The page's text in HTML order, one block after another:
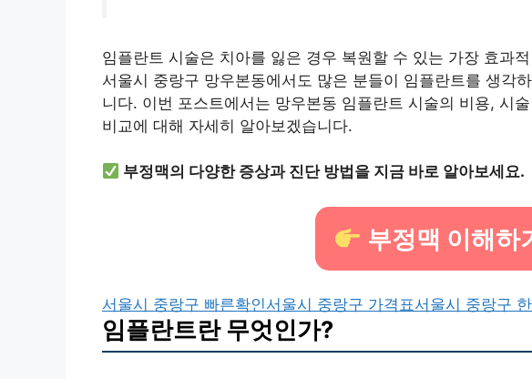
임플란트 시술은 치아를 잃은 경우 복원할 수 있는 가장 효과
서울시 중랑구 망우본동에서도 많은 분들이 임플란트를 생각
니다. 이번 포스트에서는 망우본동 임플란트 시술의 비용, 시
비교에 대해 자세히 알아보겠습니다.
부정맥의 다양한 증상과 진단 방법을 지금 바로 알아보세요.
부정맥 이해하
서울시 중랑구 빠른확인서울시 중랑구 가격표서울시 중랑구
임플란트란 무엇인가?